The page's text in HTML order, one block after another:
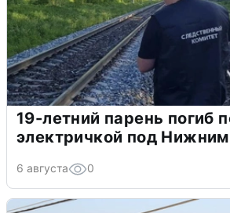
19-летний парень погиб
электричкой под Нижним
6 августа 0